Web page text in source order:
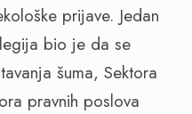
prijave. Jedan
bio je da se
šuma, Sektora
pravnih poslova